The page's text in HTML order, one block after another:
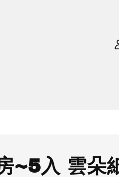
~5入 雲朵